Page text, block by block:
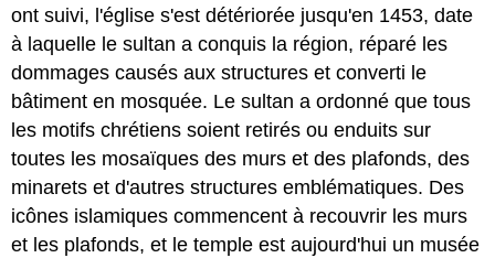
ont suivi, l'église s'est détériorée jusqu'en 1453, date
à laquelle le sultan a conquis la région, réparé les
dommages causés aux structures et converti le
bâtiment en mosquée. Le sultan a ordonné que tous
les motifs chrétiens soient retirés ou enduits sur
toutes les mosaïques des murs et des plafonds, des
minarets et d'autres structures emblématiques. Des
icônes islamiques commencent à recouvrir les murs
et les plafonds, et le temple est aujourd'hui un musée